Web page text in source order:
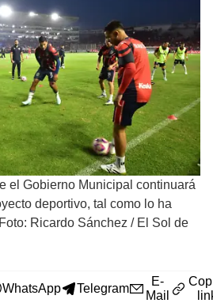
el Gobierno Municipal continuará
deportivo, tal como lo ha
Foto: Ricardo Sánchez / El Sol de
WhatsApp Telegram
E-
Mail